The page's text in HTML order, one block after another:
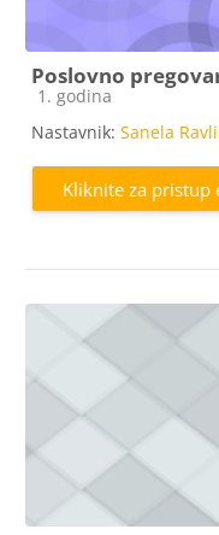
Poslovno
Kategorija e-kolegija
1. godina
Nastavnik: Sanela
Kliknite za pristup